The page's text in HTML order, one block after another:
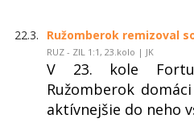
22.3. Ružomberok remizoval
RUZ - ZIL 1:1, 23.kolo | JK
V 23. kole
Ružomberok
aktívnejšie do neho